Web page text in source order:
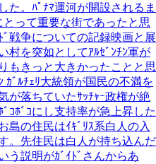
た。ﾊﾟﾅﾏ運河が開設されるま
とって重要な街であったと思
戦争についての記録映画と展
村を突如としてｱﾙｾﾞﾝﾁﾝ軍が
もきっと大きかったことと思
ｶﾞﾙﾁｪﾘ大統領が国民の不満を
が落ちていたｻｯﾁｬｰ政権が絶
ｺﾎﾞｺにし支持率が急上昇した
島の住民はｲｷﾞﾘｽ系白人の入
。先住民は白人が持ち込んだ
う説明がｶﾞｲﾄﾞさんからあ